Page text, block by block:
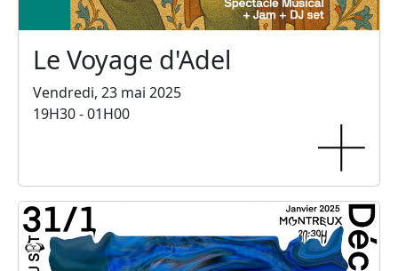
Le Voyage d'Adel
Vendredi, 23 mai 2025
19H30 - 01H00